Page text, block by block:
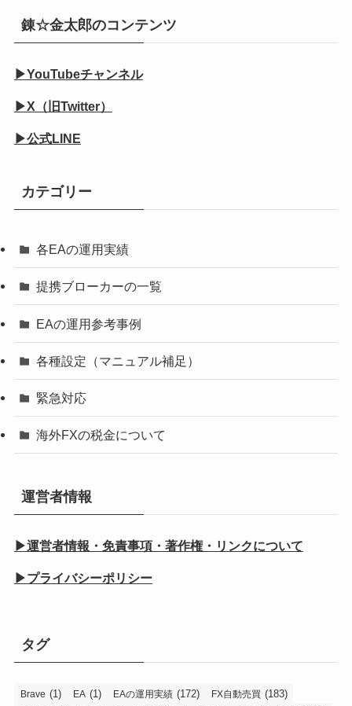
錬☆金太郎のコンテンツ
▶YouTubeチャンネル
▶X（旧Twitter）
▶公式LINE
カテゴリー
各EAの運用実績
提携ブローカーの一覧
EAの運用参考事例
各種設定（マニュアル補足）
緊急対応
海外FXの税金について
運営者情報
▶運営者情報・免責事項・著作権・リンクについて
▶プライバシーポリシー
タグ
Brave (1) EA (1) EAの運用実績 (172) FX自動売買 (183)